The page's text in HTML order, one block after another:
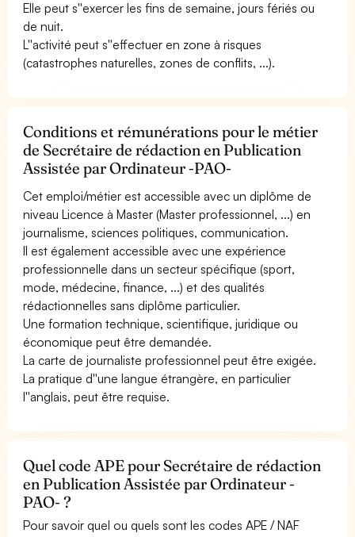
Elle peut s''exercer les fins de semaine, jours fériés ou
de nuit.
L''activité peut s''effectuer en zone à risques
(catastrophes naturelles, zones de conflits, ...).
Conditions et rémunérations pour le métier
de Secrétaire de rédaction en Publication
Assistée par Ordinateur -PAO-
Cet emploi/métier est accessible avec un diplôme de
niveau Licence à Master (Master professionnel, ...) en
journalisme, sciences politiques, communication.
Il est également accessible avec une expérience
professionnelle dans un secteur spécifique (sport,
mode, médecine, finance, ...) et des qualités
rédactionnelles sans diplôme particulier.
Une formation technique, scientifique, juridique ou
économique peut être demandée.
La carte de journaliste professionnel peut être exigée.
La pratique d''une langue étrangère, en particulier
l''anglais, peut être requise.
Quel code APE pour Secrétaire de rédaction
en Publication Assistée par Ordinateur -
PAO- ?
Pour savoir quel ou quels sont les codes APE / NAF